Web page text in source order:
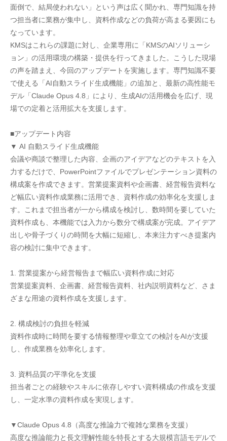
面倒で、結局使われない」という声は広く聞かれ、専門知識を持
つ担当者に業務が集中し、資料作成などの負荷が高まる要因にも
なっています。
KMSはこれらの課題に対し、企業専用に「KMSのAIソリューシ
ョン」の活用環境の構築・提供を行ってきました。こうした現場
の声を踏まえ、今回のアップデートを実施します。専門知識不要
で使える「AI自動スライド生成機能」の追加と、最新の高性能モ
デル「Claude Opus 4.8」により、生成AIの活用機会を広げ、現
場での定着と活用拡大を支援します。
■アップデート内容
▼ AI 自動スライド生成機能
会議や商談で整理した内容、企画のアイデアなどのテキストを入
力するだけで、PowerPointファイルでプレゼンテーション資料の
構成案を作成できます。営業提案資料や企画書、経営報告資料な
ど幅広い資料作成業務に活用でき、資料作成の効率化を支援しま
す。これまで担当者が一から構成を検討し、数時間を要していた
資料作成も、本機能では入力から数分で構成案が完成。アイデア
出しや骨子づくりの時間を大幅に短縮し、本来注力すべき提案内
容の検討に集中できます。
1. 営業提案から経営報告まで幅広い資料作成に対応
営業提案資料、企画書、経営報告資料、社内説明資料など、さま
ざまな用途の資料作成を支援します。
2. 構成検討の負担を軽減
資料作成時に時間を要する情報整理や章立ての検討をAIが支援
し、作成業務を効率化します。
3. 資料品質の平準化を支援
担当者ごとの経験やスキルに依存しやすい資料構成の作成を支援
し、一定水準の資料作成を実現します。
▼Claude Opus 4.8（高度な推論力で複雑な業務を支援）
高度な推論能力と長文理解性能を特長とする大規模言語モデルで